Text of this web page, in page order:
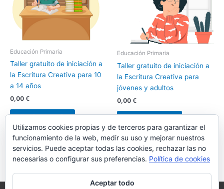
Educación Primaria
Taller gratuito de iniciación a
la Escritura Creativa para 10
a 14 años
0,00 €
Añadir al carrito
Educación Primaria
Taller gratuito de iniciación a
la Escritura Creativa para
jóvenes y adultos
0,00 €
Utilizamos cookies propias y de terceros para garantizar el
funcionamiento de la web, medir su uso y mejorar nuestros
servicios. Puede aceptar todas las cookies, rechazar las no
necesarias o configurar sus preferencias. Política de cookies
Aceptar todo